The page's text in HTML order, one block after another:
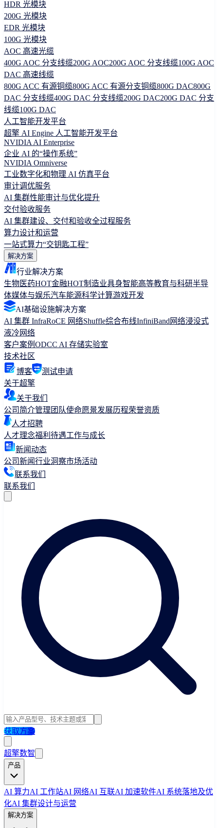
HDR 光模块
200G 光模块
EDR 光模块
100G 光模块
AOC 高速光缆
400G AOC 分支线缆200G AOC200G AOC 分支线缆100G AOC
DAC 高速线缆
800G ACC 有源铜缆800G ACC 有源分支铜缆800G DAC800G
DAC 分支线缆400G DAC 分支线缆200G DAC200G DAC 分支
线缆100G DAC
人工智能开发平台
超擎 AI Engine 人工智能开发平台
NVIDIA AI Enterprise
企业 AI 的“操作系统”
NVIDIA Omniverse
工业数字化和物理 AI 仿真平台
审计调优服务
AI 集群性能审计与优化提升
交付验收服务
AI 集群建设、交付和验收全过程服务
算力设计和运营
一站式算力“交钥匙工程”
解决方案
行业解决方案
生物医药HOT金融HOT制造业具身智能高等教育与科研半导
体媒体与娱乐汽车能源科学计算游戏开发
AI基础设施解决方案
AI 集群 InfraRoCE 网络Shuffle综合布线InfiniBand网络浸没式
液冷网络
客户案例 ODCC AI 存储实验室
技术社区
博客
测试申请
关于超擎
关于我们
公司简介管理团队使命愿景发展历程荣誉资质
人才招聘
人才理念福利待遇工作与成长
新闻动态
公司新闻行业洞察市场活动
联系我们
联系我们
获取方案
超擎数智
产品
AI 算力AI 工作站AI 网络AI 互联AI 加速软件AI 系统落地及优
化AI 集群设计与运营
解决方案